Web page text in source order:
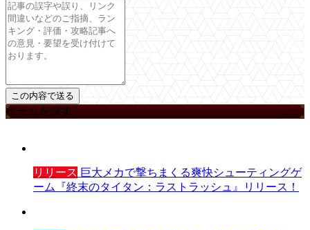
ゲームを探す
リリース 巨大メカで撃ちまくる爽快シューティングゲ
ーム『終末のタイタン：ラストラッシュ』リリース！